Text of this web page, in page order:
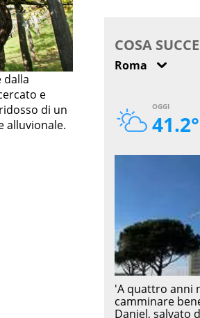
dalla
e
di un
alluvionale.